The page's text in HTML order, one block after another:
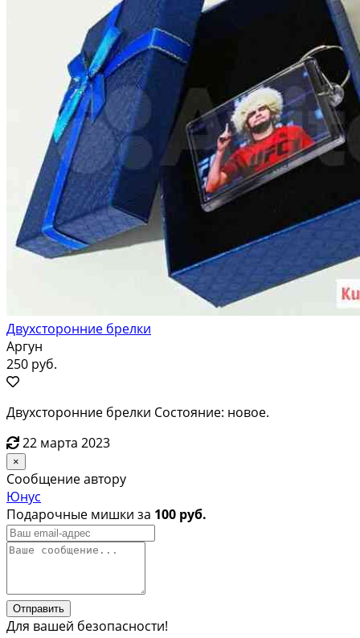
Двухсторонние брелки
Аргун
250 руб.
Двухсторонние брелки Состояние: новое.
22 марта 2023
×
Сообщение автору
Юнус
Подарочные мишки за 100 руб.
Отправить
Для вашей безопасности!